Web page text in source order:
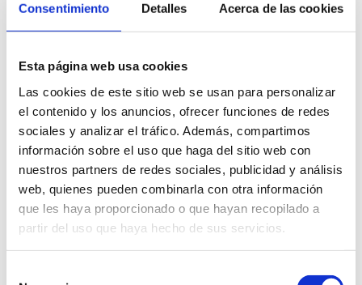
Consentimiento Detalles Acerca de las cookies
Esta página web usa cookies
Las cookies de este sitio web se usan para personalizar
el contenido y los anuncios, ofrecer funciones de redes
sociales y analizar el tráfico. Además, compartimos
información sobre el uso que haga del sitio web con
nuestros partners de redes sociales, publicidad y análisis
web, quienes pueden combinarla con otra información
que les haya proporcionado o que hayan recopilado a
partir del uso que haya hecho de sus servicios.